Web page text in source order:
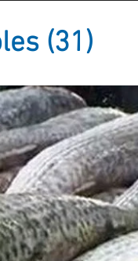
(31)